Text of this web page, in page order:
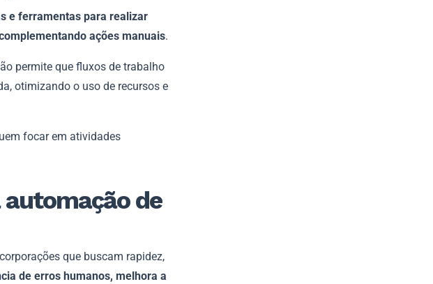
e ferramentas para realizar
ações manuais.
permite que fluxos de trabalho
otimizando o uso de recursos e
focar em atividades
de
que buscam rapidez,
de erros humanos, melhora a